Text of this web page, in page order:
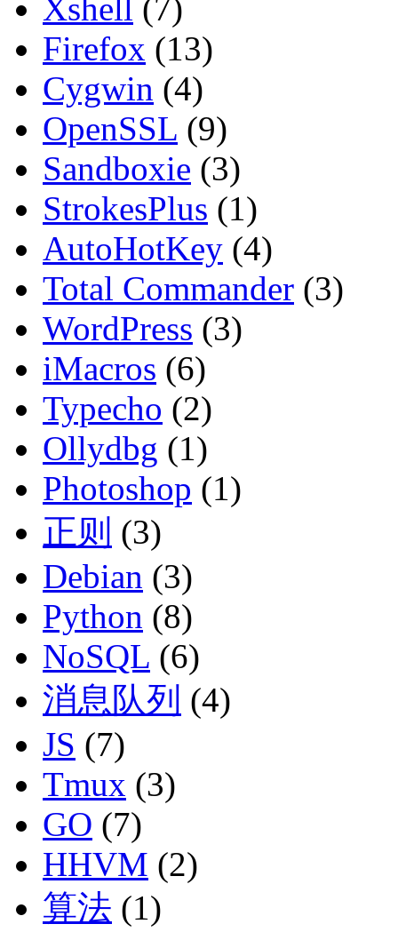
Xshell (7)
Firefox (13)
Cygwin (4)
OpenSSL (9)
Sandboxie (3)
StrokesPlus (1)
AutoHotKey (4)
Total Commander (3)
WordPress (3)
iMacros (6)
Typecho (2)
Ollydbg (1)
Photoshop (1)
正则 (3)
Debian (3)
Python (8)
NoSQL (6)
消息队列 (4)
JS (7)
Tmux (3)
GO (7)
HHVM (2)
算法 (1)